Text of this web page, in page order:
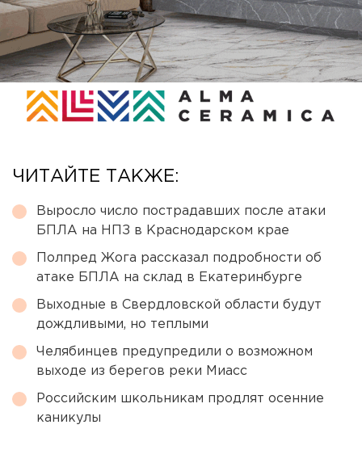
ЧИТАЙТЕ ТАКЖЕ:
Выросло число пострадавших после атаки
БПЛА на НПЗ в Краснодарском крае
Полпред Жога рассказал подробности об
атаке БПЛА на склад в Екатеринбурге
Выходные в Свердловской области будут
дождливыми, но теплыми
Челябинцев предупредили о возможном
выходе из берегов реки Миасс
Российским школьникам продлят осенние
каникулы